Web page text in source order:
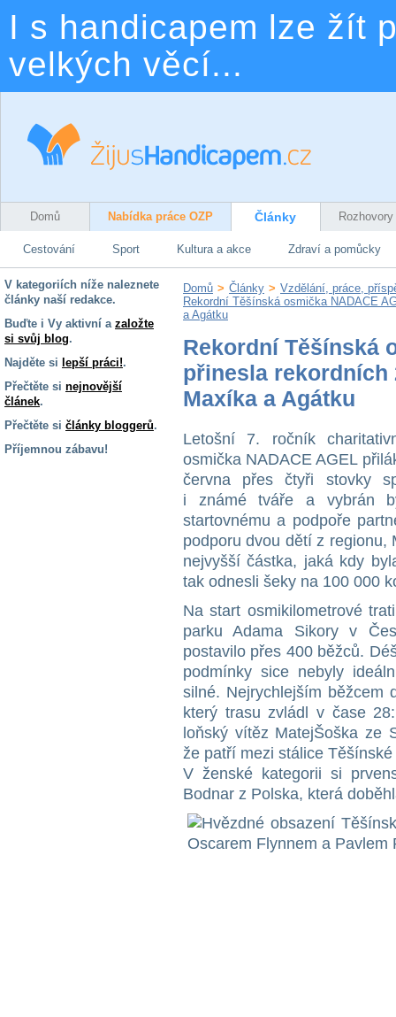
I s handicapem lze žít
velkých věcí...
Domů Nabídka práce OZP Články Rozhovory
Cestování Sport Kultura a akce Zdraví a pomůcky
V kategoriích níže naleznete
články naší redakce.
Buďte i Vy aktivní a založte
si svůj blog.
Najděte si lepší práci!.
Přečtěte si nejnovější
článek.
Přečtěte si články bloggerů.
Příjemnou zábavu!
Domů > Články > Vzdělání, práce,
Rekordní Těšínská osmička NADACE
a Agátku
Rekordní Těšínská
přinesla
Maxíka a Agátku
Letošní 7. ročník
osmička NADACE AGEL
června přes čtyři stovky
i známé tváře a vybrán
startovnému a podpoře
podporu dvou dětí z regionu,
nejvyšší částka, jaká kdy
tak odnesli šeky na 100 000
Na start osmikilometrové
parku Adama Sikory v
postavilo přes 400 běžců.
podmínky sice nebyly
silné. Nejrychlejším běžcem
který trasu zvládl v čase
loňský vítěz MatejŠoška ze
že patří mezi stálice Těšínské
V ženské kategorii si
Bodnar z Polska, která